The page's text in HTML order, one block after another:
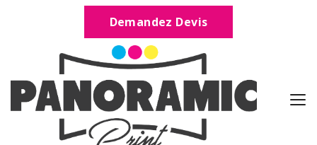
Demandez Devis